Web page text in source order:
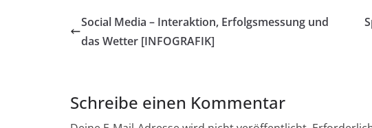
Social Media – Interaktion, Erfolgsmessung und
das Wetter [INFOGRAFIK]
Schreibe einen Kommentar